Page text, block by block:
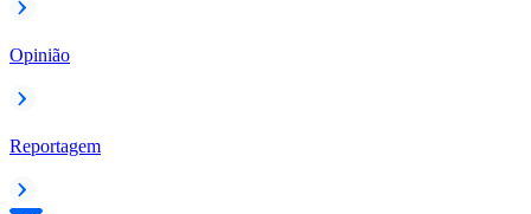
Opinião
Reportagem